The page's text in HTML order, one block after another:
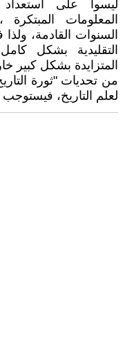
ليسوا على استعداد
المعلومات
السنوات القادمة،
التقليدية بشكل
المتزايدة بشكل كبير
من تحديات "ثورة
لعلم التاريخ،